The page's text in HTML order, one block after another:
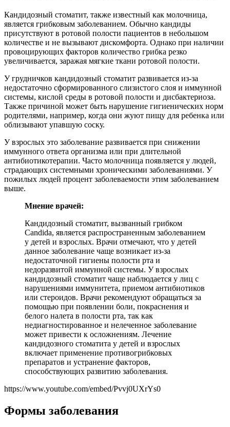
Кандидозный стоматит, также известный как молочница,
является грибковым заболеванием. Обычно кандиды
присутствуют в ротовой полости пациентов в небольшом
количестве и не вызывают дискомфорта. Однако при наличии
провоцирующих факторов количество грибка резко
увеличивается, заражая мягкие ткани ротовой полости.
У грудничков кандидозный стоматит развивается из-за
недостаточно сформированного слизистого слоя и иммунной
системы, кислой среды в ротовой полости и дисбактериоза.
Также причиной может быть нарушение гигиенических норм
родителями, например, когда они жуют пищу для ребенка или
облизывают упавшую соску.
У взрослых это заболевание развивается при снижении
иммунного ответа организма или при длительной
антибиотикотерапии. Часто молочница появляется у людей,
страдающих системными хроническими заболеваниями. У
пожилых людей процент заболеваемости этим заболеванием
выше.
Мнение врачей:
Кандидозный стоматит, вызванный грибком
Candida, является распространенным заболеванием
у детей и взрослых. Врачи отмечают, что у детей
данное заболевание чаще возникает из-за
недостаточной гигиены полости рта и
недоразвитой иммунной системы. У взрослых
кандидозный стоматит чаще наблюдается у лиц с
нарушениями иммунитета, приемом антибиотиков
или стероидов. Врачи рекомендуют обращаться за
помощью при появлении боли, покраснения и
белого налета в полости рта, так как
недиагностированное и нелеченное заболевание
может привести к осложнениям. Лечение
кандидозного стоматита у детей и взрослых
включает применение противогрибковых
препаратов и устранение факторов,
способствующих развитию заболевания.
https://www.youtube.com/embed/Pvvj0UXrYs0
Формы заболевания